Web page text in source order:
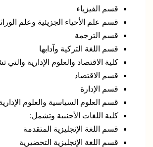
قسم الفيزياء
قسم علم الأحياء الجزيئية وعلم
قسم الترجمة
قسم اللغة التركية وآدابها
كلية الاقتصاد والعلوم الإدارية والتي
قسم الاقتصاد
قسم الإدارة
قسم العلوم السياسية والعلوم
كلية اللغات الأجنبية وتشمل:
قسم اللغة الإنجليزية المتقدمة
قسم اللغة الإنجليزية التحضيرية